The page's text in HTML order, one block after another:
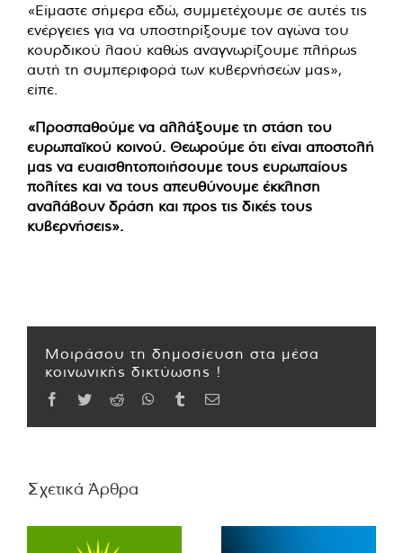
«Είμαστε σήμερα εδώ, συμμετέχουμε σε αυτές τις
ενέργειες για να υποστηρίξουμε τον αγώνα του
κουρδικού λαού καθώς αναγνωρίζουμε πλήρως
αυτή τη συμπεριφορά των κυβερνήσεών μας»,
είπε.
«Προσπαθούμε να αλλάξουμε τη στάση του
ευρωπαϊκού κοινού. Θεωρούμε ότι είναι αποστολή
μας να ευαισθητοποιήσουμε τους ευρωπαίους
πολίτες και να τους απευθύνουμε έκκληση
αναλάβουν δράση και προς τις δικές τους
κυβερνήσεις».
Μοιράσου τη δημοσίευση στα μέσα
κοινωνικής δικτύωσης !
Facebook
TwitterReddit WhatsApp
TumblrEmail
Σχετικά Άρθρα